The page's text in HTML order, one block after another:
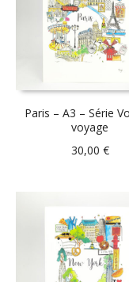
Paris – A3 – Série
voyage
30,00 €